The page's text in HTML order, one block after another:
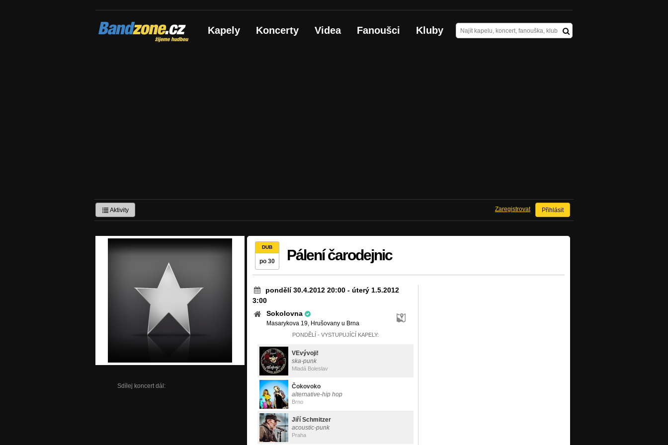
Bandzone.cz
žijeme hudbou Kapely Koncerty Videa Fanoušci Kluby
Aktivity Přihlásit
Zaregistrovat
Sdílej koncert dál:
DUB
po 30 Pálení čarodejnic
pondělí 30.4.2012 20:00 - úterý 1.5.2012
3:00
Sokolovna
Masarykova 19, Hrušovany u Brna
PONDĚLÍ - VYSTUPUJÍCÍ KAPELY:
VEvývoji!
ska-punk
Mladá Boleslav
Čokovoko
alternative-hip hop
Brno
Jiří Schmitzer
acoustic-punk
Praha